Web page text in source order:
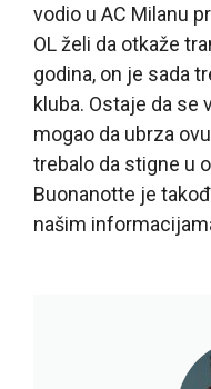
vodio u AC Milanu
OL želi da otkaže
godina, on je sada
kluba. Ostaje da se
mogao da ubrza
trebalo da stigne u
Buonanotte je
našim